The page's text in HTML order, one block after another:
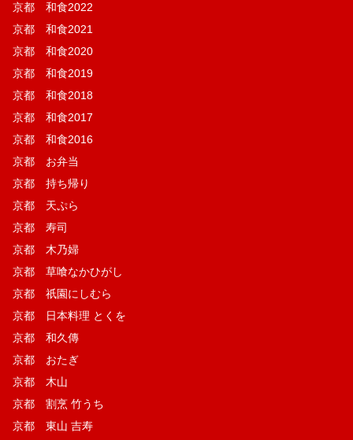
京都 和食2022
京都 和食2021
京都 和食2020
京都 和食2019
京都 和食2018
京都 和食2017
京都 和食2016
京都 お弁当
京都 持ち帰り
京都 天ぷら
京都 寿司
京都 木乃婦
京都 草喰なかひがし
京都 祇園にしむら
京都 日本料理 とくを
京都 和久傳
京都 おたぎ
京都 木山
京都 割烹 竹うち
京都 東山 吉寿